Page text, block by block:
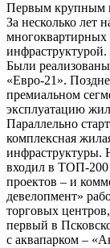
Первым крупным
За несколько лет
Были
«Евро-21».
премиальном
эксплуатацию
Параллельно
комплексная
инфраструктуры.
входил в ТОП-200
проектов – и
девелопмент»
торговых
первый в
с аквапарком –